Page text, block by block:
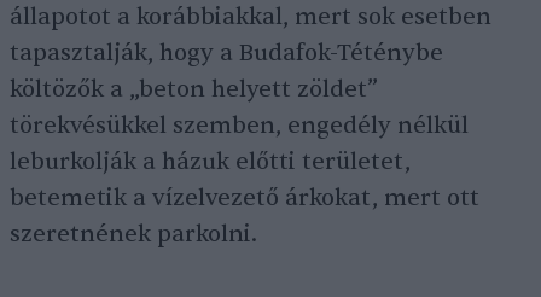
állapotot a korábbiakkal, mert sok esetben
tapasztalják, hogy a Budafok-Téténybe
költözők a „beton helyett zöldet”
törekvésükkel szemben, engedély nélkül
leburkolják a házuk előtti területet,
betemetik a vízelvezető árkokat, mert ott
szeretnének parkolni.